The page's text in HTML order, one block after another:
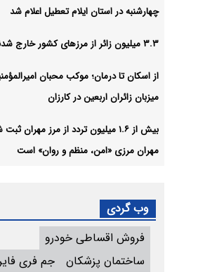
چهارشنبه در استان ایلام تعطیل اعلام شد
۳.۳ میلیون زائر از مرزهای کشور خارج شدند
از اسکان تا درمان؛ موکب محبان
میزبان زائران اربعین در کارزان
بیش از ۱.۶ میلیون تردد از مرز مهران
مهران مرزی «امن، منظم و روان» است
وب گردی
فروش اقساطی خودرو
ساختمان پزشکان
جم فری